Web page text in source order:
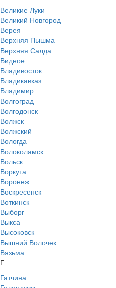
Великие Луки
Великий Новгород
Верея
Верхняя Пышма
Верхняя Салда
Видное
Владивосток
Владикавказ
Владимир
Волгоград
Волгодонск
Волжск
Волжский
Вологда
Волоколамск
Вольск
Воркута
Воронеж
Воскресенск
Воткинск
Выборг
Выкса
Высоковск
Вышний Волочек
Вязьма
Г
Гатчина